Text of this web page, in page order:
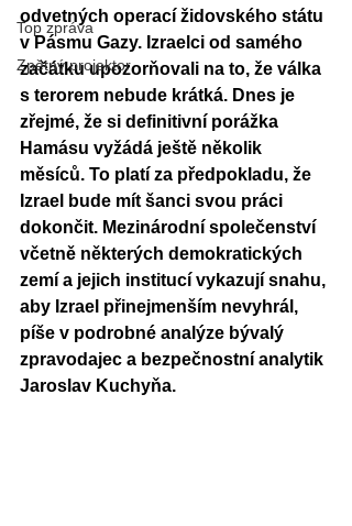
Top zpráva
Zpětný projektor
odvetných operací židovského státu
v Pásmu Gazy. Izraelci od samého
začátku upozorňovali na to, že válka
s terorem nebude krátká. Dnes je
zřejmé, že si definitivní porážka
Hamásu vyžádá ještě několik
měsíců. To platí za předpokladu, že
Izrael bude mít šanci svou práci
dokončit. Mezinárodní společenství
včetně některých demokratických
zemí a jejich institucí vykazují snahu,
aby Izrael přinejmenším nevyhrál,
píše v podrobné analýze bývalý
zpravodajec a bezpečnostní analytik
Jaroslav Kuchyňa.